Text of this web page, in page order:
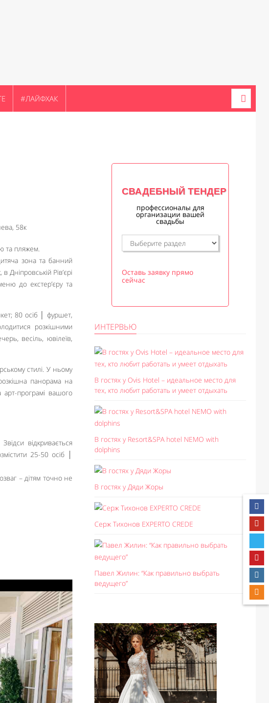
#ЛАЙФХАК
58к
та пляжем.
зона та банний
Рів’єрі
до екстер’єру та
80 осіб │ фуршет,
розкішними
весіль, ювілеїв,
стилі. У ньому
панорама на
арт-програмі вашого
відкривається
25-50 осіб │
– дітям точно не
СВАДЕБНЫЙ ТЕНДЕР
профессионалы для
организации вашей
свадьбы
Оставь заявку прямо
сейчас
ИНТЕРВЬЮ
В гостях у Ovis Hotel – идеальное место для
тех, кто любит работать и умеет отдыхать
В гостях у Resort&SPA hotel NEMO with
dolphins
В гостях у Дяди Жоры
Серж Тихонов EXPERTO CREDE
Павел Жилин: “Как правильно выбрать
ведущего”